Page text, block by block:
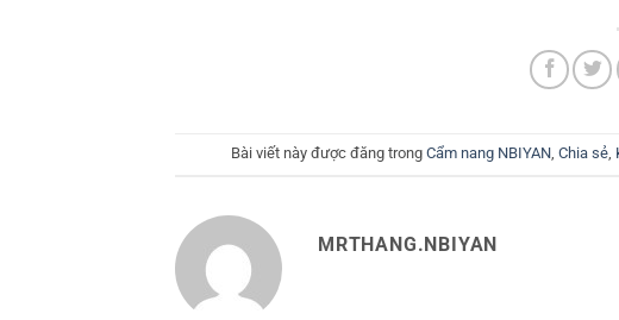
Bài viết này được đăng trong Cẩm nang NBIYAN, Chia sẻ,
MRTHANG.NBIYAN